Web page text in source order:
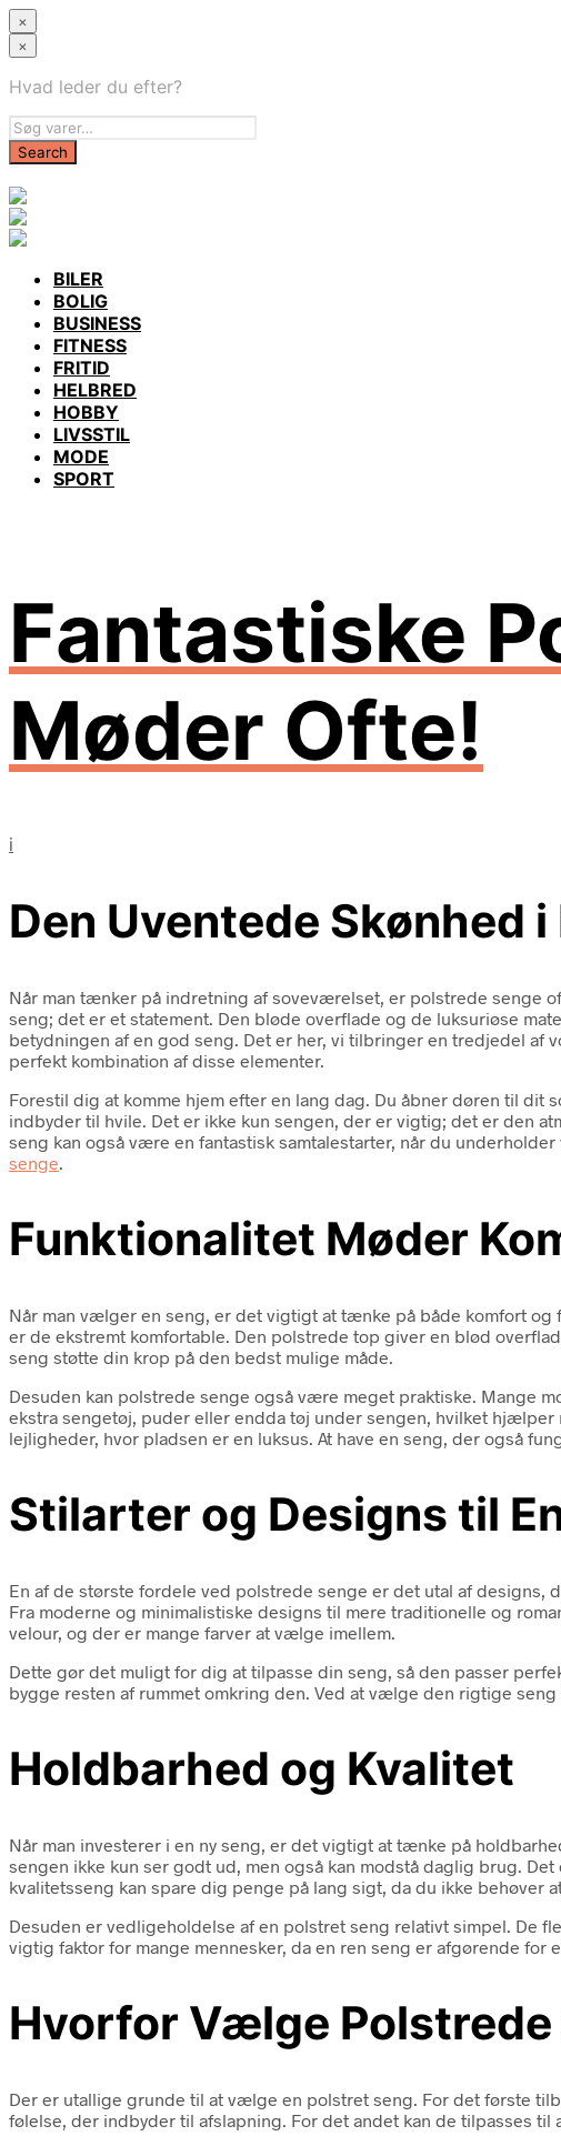
×
×
Hvad leder du efter?
BILER
BOLIG
BUSINESS
FITNESS
FRITID
HELBRED
HOBBY
LIVSSTIL
MODE
SPORT
Fantastiske
Møder Ofte!
i
Den Uventede Skønhed
Når man tænker på indretning af soveværelset, er polstrede senge
seng; det er et statement. Den bløde overflade og de luksuriøse
betydningen af en god seng. Det er her, vi tilbringer en tredjedel af
perfekt kombination af disse elementer.
Forestil dig at komme hjem efter en lang dag. Du åbner døren til
indbyder til hvile. Det er ikke kun sengen, der er vigtig; det er den
seng kan også være en fantastisk samtalestarter, når du
senge.
Funktionalitet Møder
Når man vælger en seng, er det vigtigt at tænke på både komfort
er de ekstremt komfortable. Den polstrede top giver en blød
seng støtte din krop på den bedst mulige måde.
Desuden kan polstrede senge også være meget praktiske. Mange
ekstra sengetøj, puder eller endda tøj under sengen, hvilket
lejligheder, hvor pladsen er en luksus. At have en seng, der også
Stilarter og Designs til
En af de største fordele ved polstrede senge er det utal af
Fra moderne og minimalistiske designs til mere traditionelle og
velour, og der er mange farver at vælge imellem.
Dette gør det muligt for dig at tilpasse din seng, så den passer
bygge resten af rummet omkring den. Ved at vælge den rigtige
Holdbarhed og Kvalitet
Når man investerer i en ny seng, er det vigtigt at tænke på
sengen ikke kun ser godt ud, men også kan modstå daglig brug.
kvalitetsseng kan spare dig penge på lang sigt, da du ikke behøver
Desuden er vedligeholdelse af en polstret seng relativt simpel. De
vigtig faktor for mange mennesker, da en ren seng er afgørende for
Hvorfor Vælge Polstrede
Der er utallige grunde til at vælge en polstret seng. For det første
følelse, der indbyder til afslapning. For det andet kan de tilpasses